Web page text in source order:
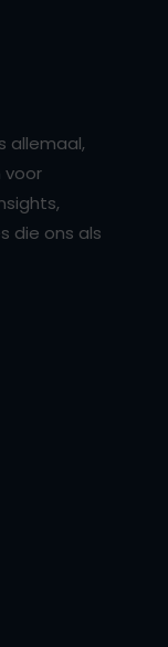
allemaal,
voor
die ons als